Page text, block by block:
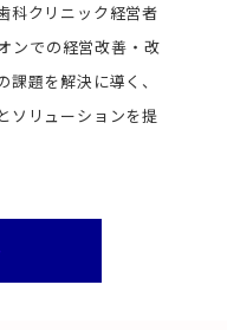
科クリニック経営者
ンでの経営改善・改
題を解決に導く、
ソリューションを提